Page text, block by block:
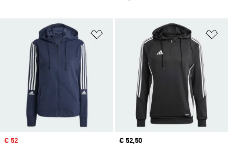
Añadir a la lista de deseos
Precio de venta
€ 52 Precio actual
€ 52,50